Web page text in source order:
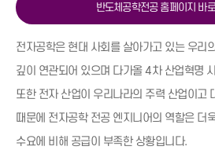
반도체공학전공 홈페이지 바로
전자공학은 현대 사회를 살아가고 있는 우리
깊이 연관되어 있으며 다가올 4차 산업혁명
또한 전자 산업이 우리나라의 주력 산업이고
때문에 전자공학 전공 엔지니어의 역할은 더
수요에 비해 공급이 부족한 상황입니다.